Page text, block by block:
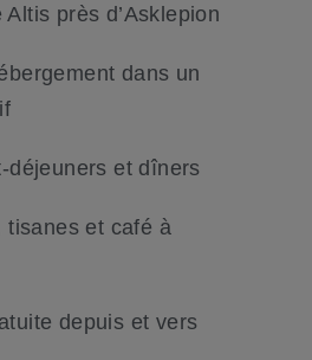
Altis près d’Asklepion
dans un
déjeuners et dîners
tisanes et café à
depuis et vers